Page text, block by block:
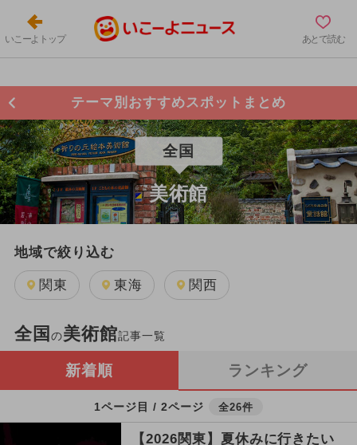
いこーよトップ あとで読む
テーマ別おすすめスポットまとめ
全国
美術館
地域で絞り込む
関東 東海 関西
全国 の美術館記事一覧
新着順 ランキング
1ページ目 / 2ページ 全26件
【2026関東】夏休みに行きたい